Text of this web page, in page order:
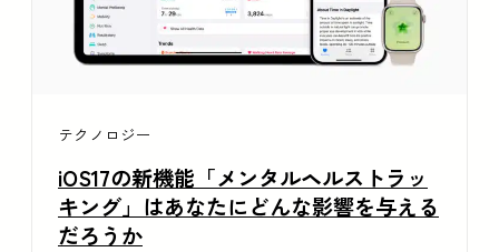
テクノロジー
iOS17の新機能「メンタルヘルストラッ
キング」はあなたにどんな影響を与える
だろうか